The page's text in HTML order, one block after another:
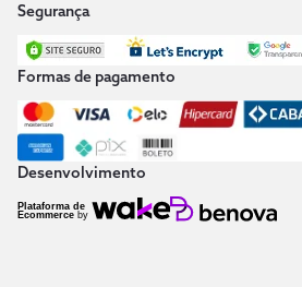
Segurança
Formas de pagamento
Desenvolvimento